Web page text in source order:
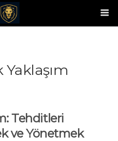
Yaklaşım
Tehditleri
ve Yönetmek